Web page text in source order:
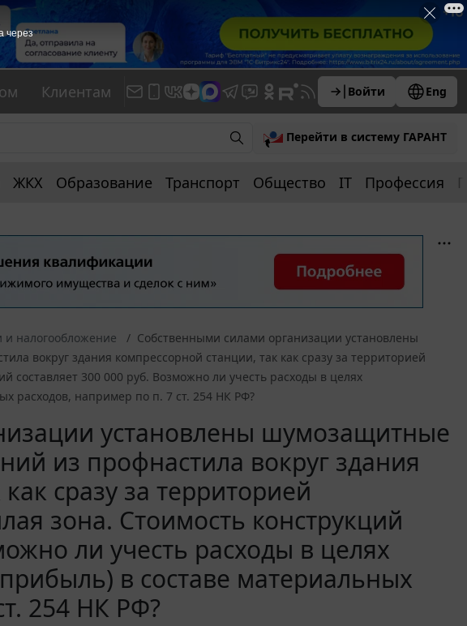
Клиентам Войти Eng
Перейти в систему ГАРАНТ
ЖКХ Образование Транспорт Общество IT Профессия
и налогообложение
Собственными силами организации установлены
вокруг здания компрессорной станции, так как сразу за территорией
составляет 300 000 руб. Возможно ли учесть расходы в целях
расходов, например по п. 7 ст. 254 НК РФ?
установлены шумозащитные
из профнастила вокруг здания
сразу за территорией
зона. Стоимость конструкций
ли учесть расходы в целях
в составе материальных
254 НК РФ?
через